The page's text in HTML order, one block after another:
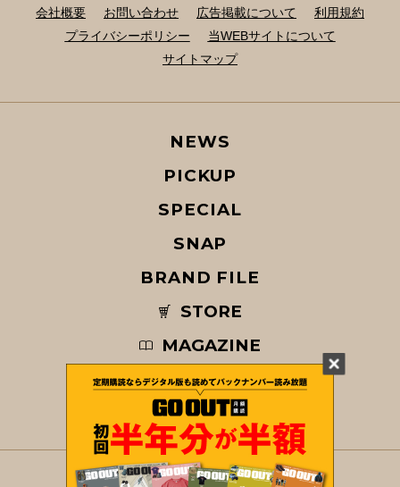
会社概要 お問い合わせ 広告掲載について
利用規約
プライバシーポリシー
当WEBサイトについて
サイトマップ
© COPYRIGHT 2026 GO OUT / SAN-EI CORPORATION Co.,Ltd.
NEWS
PICKUP
SPECIAL
SNAP
BRAND FILE
STORE
MAGAZINE